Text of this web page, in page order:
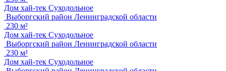
Дом хай-тек Суходольное
Выборгский район Ленинградской области
230 м²
Дом хай-тек Суходольное
Выборгский район Ленинградской области
230 м²
Дом хай-тек Суходольное